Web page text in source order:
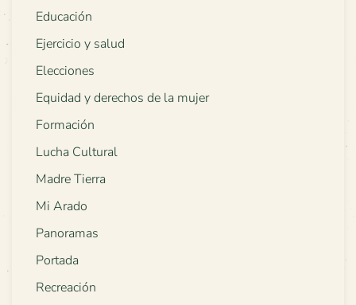
Educación
Ejercicio y salud
Elecciones
Equidad y derechos de la mujer
Formación
Lucha Cultural
Madre Tierra
Mi Arado
Panoramas
Portada
Recreación